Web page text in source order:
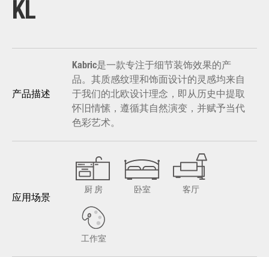
KL
产品描述
Kabric是一款专注于细节装饰效果的产
品。其质感纹理和饰面设计的灵感均来自
于我们的北欧设计理念，即从历史中提取
怀旧情愫，遵循其自然演变，并赋予当代
色彩艺术。
应用场景
厨 房 卧室 客厅
工作室